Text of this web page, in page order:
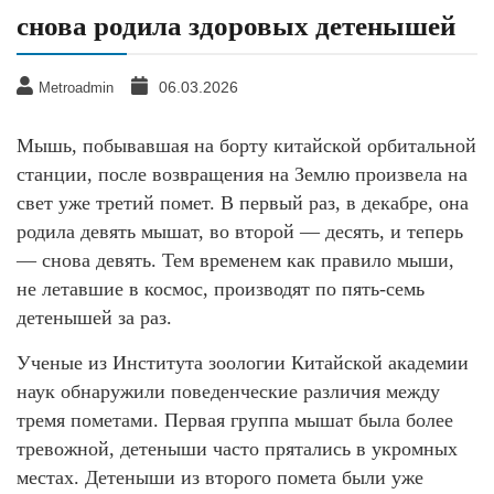
снова родила здоровых детенышей
Metroadmin 06.03.2026
Мышь, побывавшая на борту китайской орбитальной
станции, после возвращения на Землю произвела на
свет уже третий помет. В первый раз, в декабре, она
родила девять мышат, во второй — десять, и теперь
— снова девять. Тем временем как правило мыши,
не летавшие в космос, производят по пять-семь
детенышей за раз.
Ученые из Института зоологии Китайской академии
наук обнаружили поведенческие различия между
тремя пометами. Первая группа мышат была более
тревожной, детеныши часто прятались в укромных
местах. Детеныши из второго помета были уже